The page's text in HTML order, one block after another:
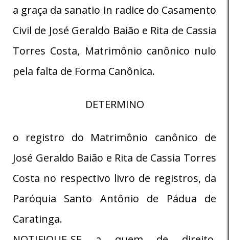
a graça da sanatio in radice do Casamento
Civil de José Geraldo Baião e Rita de Cassia
Torres Costa, Matrimônio canônico nulo
pela falta de Forma Canônica.
DETERMINO
o registro do Matrimônio canônico de
José Geraldo Baião e Rita de Cassia Torres
Costa no respectivo livro de registros, da
Paróquia Santo Antônio de Pádua de
Caratinga.